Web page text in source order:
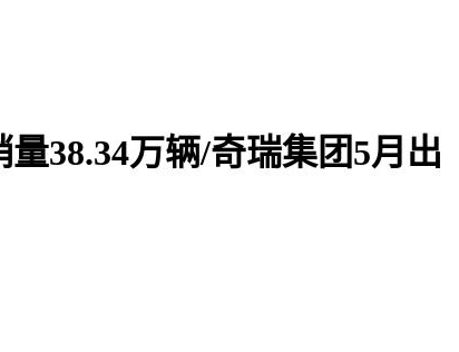
38.34万辆/奇瑞集团5月出